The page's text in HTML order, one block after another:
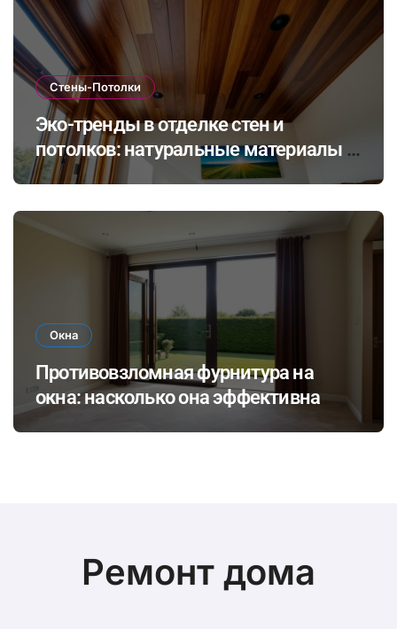
Стены-Потолки
Эко-тренды в отделке стен и
потолков: натуральные материалы и
экологичные покрытия для
Окна
Противовзломная фурнитура на
окна: насколько она эффективна
Ремонт дома